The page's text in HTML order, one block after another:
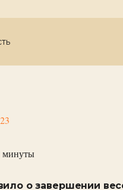
минуты
о завершении